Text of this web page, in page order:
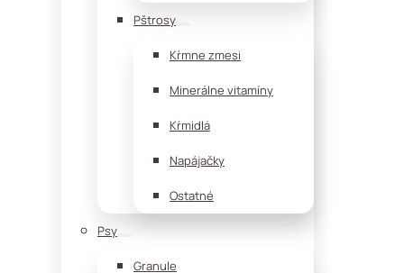
Pštrosy
Kŕmne zmesi
Minerálne vitamíny
Kŕmidlá
Napájačky
Ostatné
Psy
Granule